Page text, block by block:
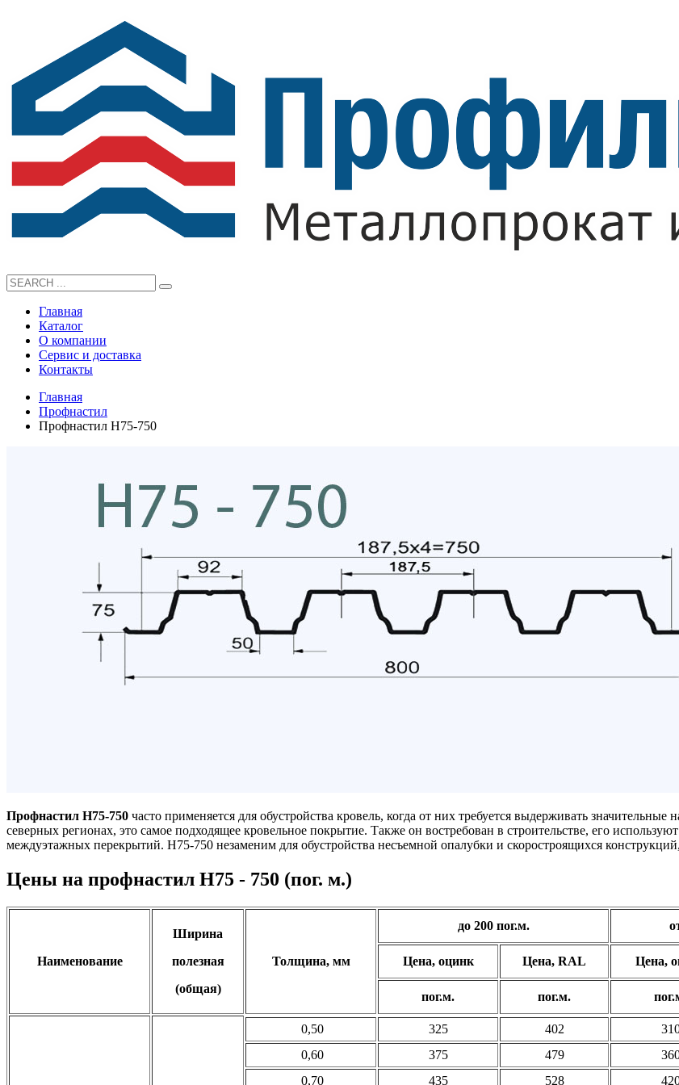
Главная
Каталог
О компании
Сервис и доставка
Контакты
Главная
Профнастил
Профнастил H75-750
Профнастил H75-750 часто применяется для обустройства кровель, когда от них требуется выдерживать
северных регионах, это самое подходящее кровельное покрытие. Также он востребован в строительстве, его
междуэтажных перекрытий. Н75-750 незаменим для обустройства несъемной опалубки и скоростроящихся
Цены на профнастил H75 - 750 (пог. м.)
Наименование
Ширина
полезная
(общая)
Толщина, мм
до 200 пог.м.
Цена, оцинк Цена, RAL Цена,
пог.м. пог.м.
0,50 325 402
0,60
375 479
0,70
435 528